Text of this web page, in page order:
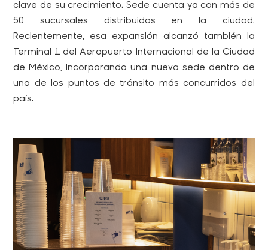
UNA Y OTRA VEZ, SEDE CAFÉ
clave de su crecimiento. Sede cuenta ya con más de
50 sucursales distribuidas en la ciudad.
Recientemente, esa expansión alcanzó también la
Terminal 1 del Aeropuerto Internacional de la Ciudad
de México, incorporando una nueva sede dentro de
uno de los puntos de tránsito más concurridos del
país.